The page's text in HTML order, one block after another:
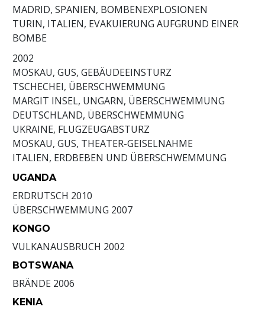
MADRID, SPANIEN, BOMBENEXPLOSIONEN
TURIN, ITALIEN, EVAKUIERUNG AUFGRUND EINER
BOMBE
2002
MOSKAU, GUS, GEBÄUDEEINSTURZ
TSCHECHEI, ÜBERSCHWEMMUNG
MARGIT INSEL, UNGARN, ÜBERSCHWEMMUNG
DEUTSCHLAND, ÜBERSCHWEMMUNG
UKRAINE, FLUGZEUGABSTURZ
MOSKAU, GUS, THEATER-GEISELNAHME
ITALIEN, ERDBEBEN UND ÜBERSCHWEMMUNG
UGANDA
ERDRUTSCH 2010
ÜBERSCHWEMMUNG 2007
KONGO
VULKANAUSBRUCH 2002
BOTSWANA
BRÄNDE 2006
KENIA